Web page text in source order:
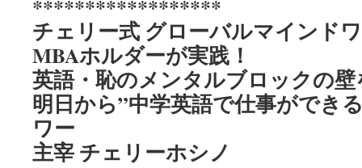
******************
チェリー式 グローバルマインド
MBAホルダーが実践！
英語・恥のメンタルブロックの
明日から”中学英語で仕事ができ
ワー
主宰 チェリーホシノ